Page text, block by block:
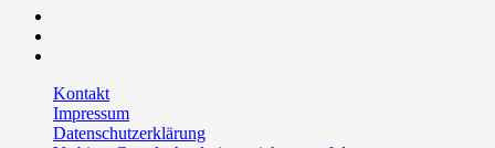
Kontakt
Impressum
Datenschutzerklärung